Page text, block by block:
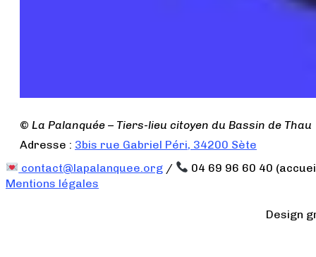
© La Palanquée – Tiers-lieu citoyen du Bassin de Thau
Adresse : 3bis rue Gabriel Péri, 34200 Sète
contact@lapalanquee.org /
04 69 96 60 40
Mentions légales
Design